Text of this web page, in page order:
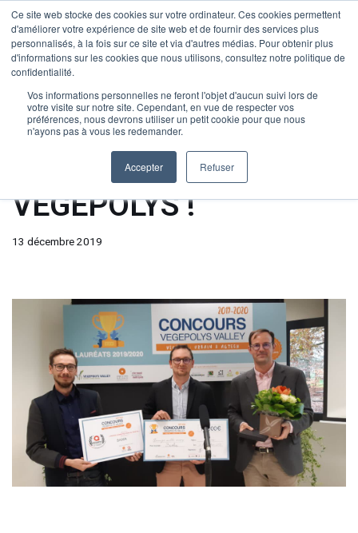
Ce site web stocke des cookies sur votre ordinateur. Ces cookies permettent
d'améliorer votre expérience de site web et de fournir des services plus
personnalisés, à la fois sur ce site et via d'autres médias. Pour obtenir plus
d'informations sur les cookies que nous utilisons, consultez notre politique de
confidentialité.
Vos informations personnelles ne feront l'objet d'aucun suivi lors de
votre visite sur notre site. Cependant, en vue de respecter vos
préférences, nous devrons utiliser un petit cookie pour que nous
n'ayons pas à vous les redemander.
Accepter Refuser
Aller
au
Menu
Accueil»Blog – BAOBA Application agricole troupeaux parcelles
1er prix concours VEGEPOLYS !
1er prix concours
VEGEPOLYS !
13 décembre 2019